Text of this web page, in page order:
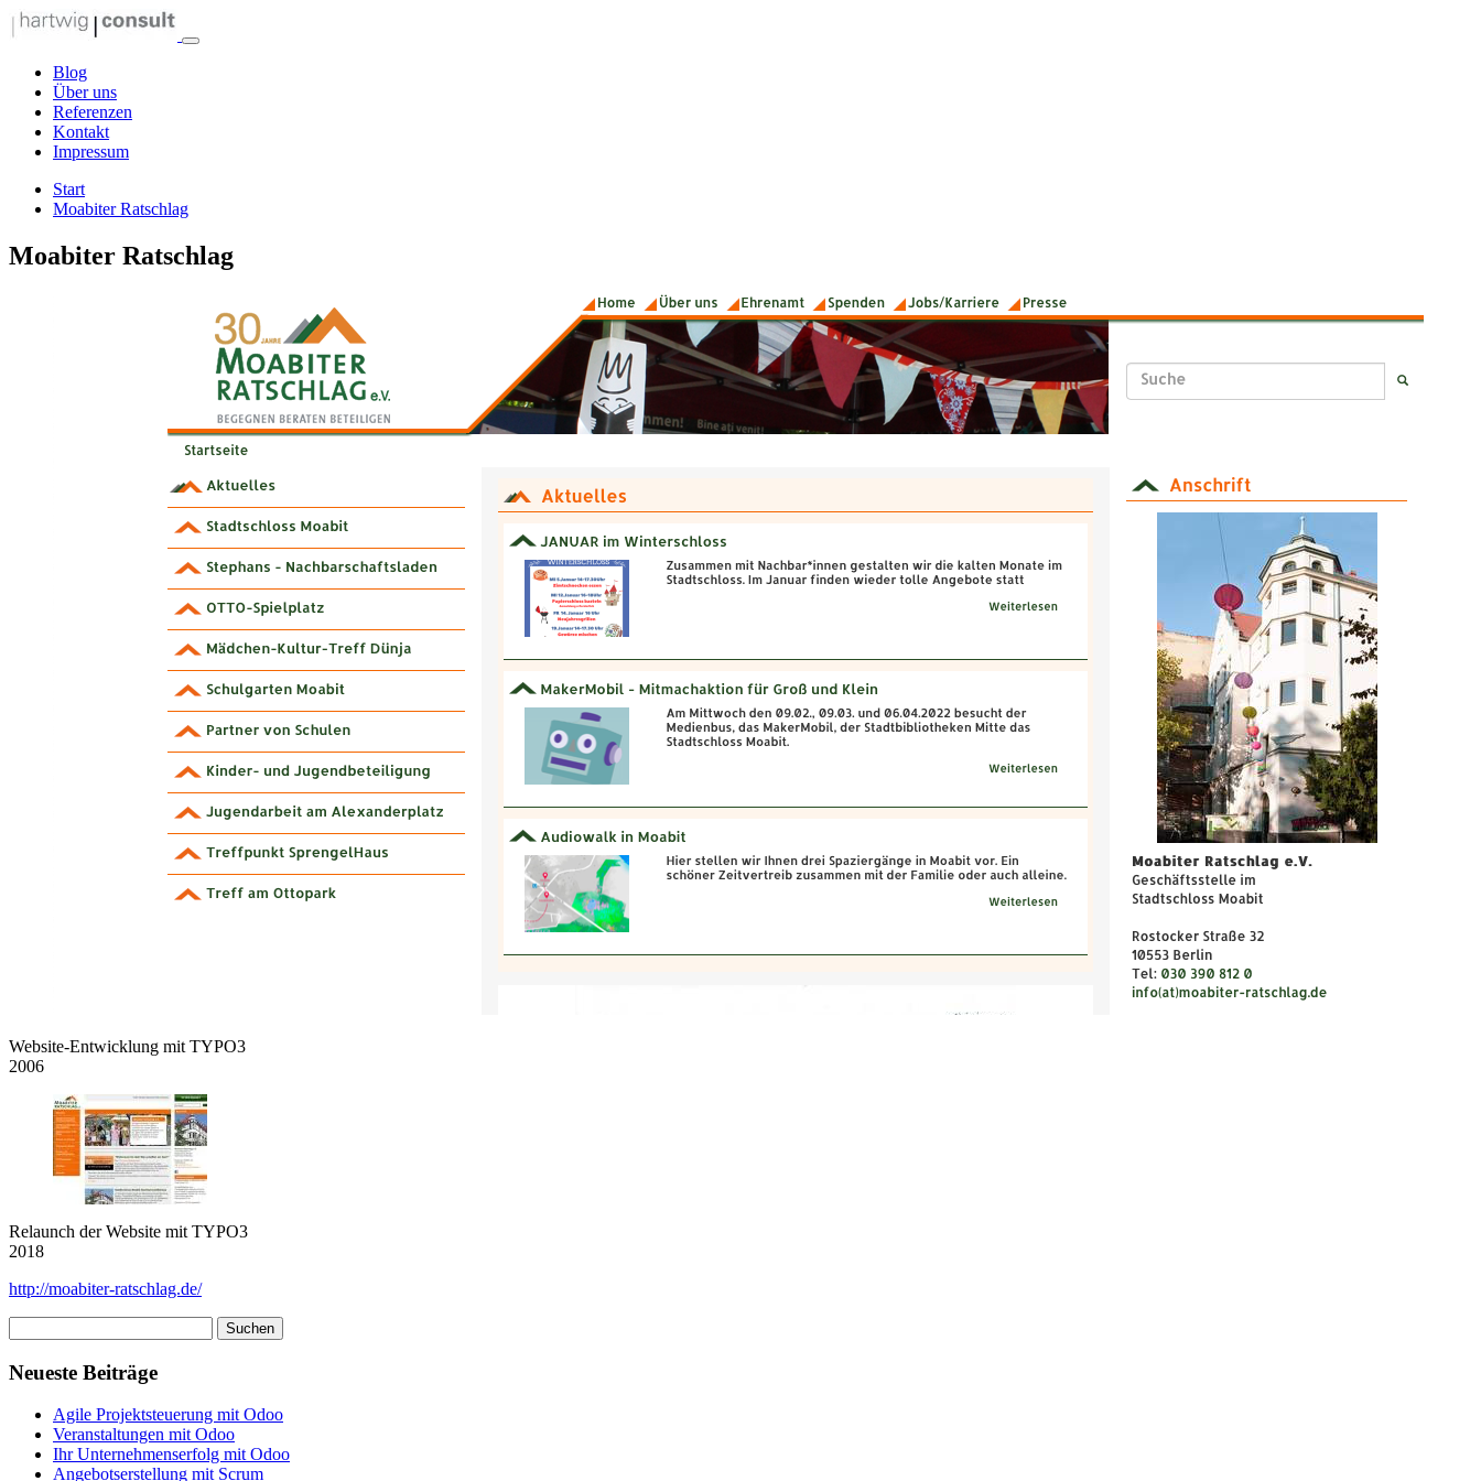
Zum
Inhalt
hartwig consult
Ihre Internet Beratung
Blog
Über uns
Referenzen
Kontakt
Impressum
Start
Moabiter Ratschlag
Moabiter Ratschlag
Website-Entwicklung mit TYPO3
2006
Relaunch der Website mit TYPO3
2018
http://moabiter-ratschlag.de/
nach:
Neueste Beiträge
Agile Projektsteuerung mit Odoo
Veranstaltungen mit Odoo
Ihr Unternehmenserfolg mit Odoo
Angebotserstellung mit Scrum